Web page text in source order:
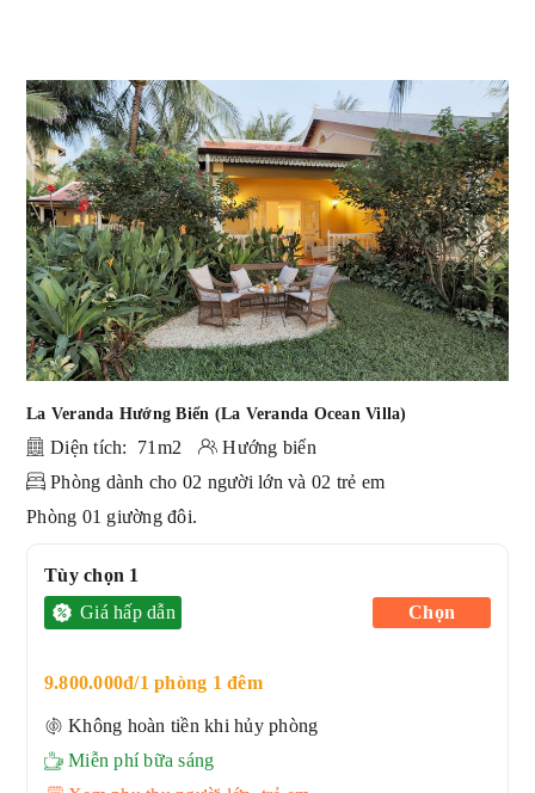
La Veranda Hướng Biển (La Veranda Ocean Villa)
Diện tích: 71m2
Hướng biển
Phòng dành cho 02 người lớn và 02 trẻ em
Phòng 01 giường đôi.
Tùy chọn 1
Giá hấp dẫn
9.800.000đ/1 phòng 1 đêm
Không hoàn tiền khi hủy phòng
Miễn phí bữa sáng
Chọn